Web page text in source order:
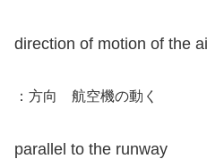
direction of motion of the
：方向 航空機の動く
parallel to the runway